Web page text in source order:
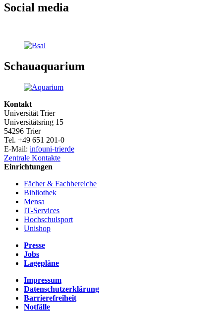
Social media
Schauaquarium
Kontakt
Universität Trier
Universitätsring 15
54296 Trier
Tel. +49 651 201-0
E-Mail: infouni-trierde
Zentrale Kontakte
Einrichtungen
Fächer & Fachbereiche
Bibliothek
Mensa
IT-Services
Hochschulsport
Unishop
Presse
Jobs
Lagepläne
Impressum
Datenschutzerklärung
Barrierefreiheit
Notfälle